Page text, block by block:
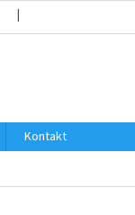
DOPRAVA DO EU /
Kontakt